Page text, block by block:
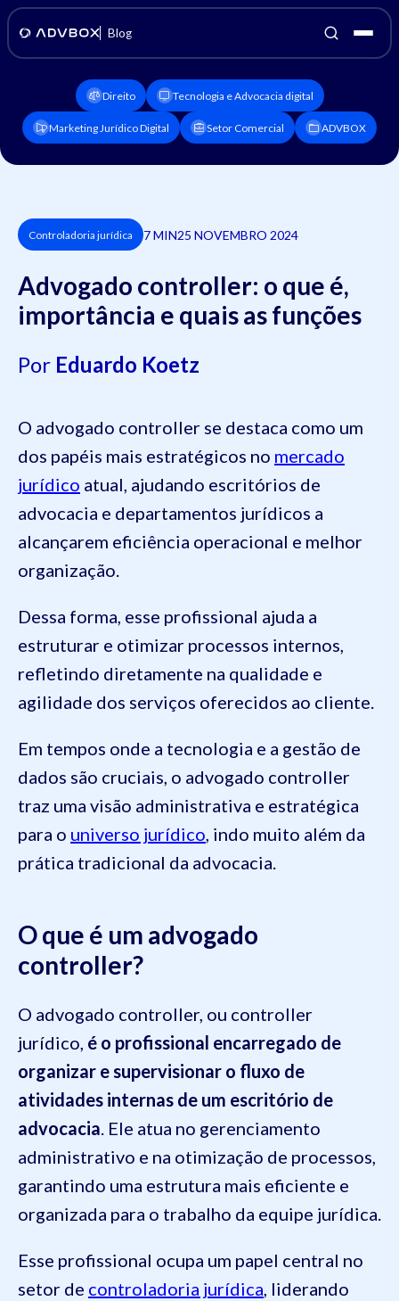
Blog
Direito Tecnologia e Advocacia digital
Marketing Jurídico Digital Setor Comercial ADVBOX
Controladoria jurídica 7 MIN25 NOVEMBRO 2024
Advogado controller: o que é,
importância e quais as funções
Por Eduardo Koetz
O advogado controller se destaca como um
dos papéis mais estratégicos no mercado
jurídico atual, ajudando escritórios de
advocacia e departamentos jurídicos a
alcançarem eficiência operacional e melhor
organização.
Dessa forma, esse profissional ajuda a
estruturar e otimizar processos internos,
refletindo diretamente na qualidade e
agilidade dos serviços oferecidos ao cliente.
Em tempos onde a tecnologia e a gestão de
dados são cruciais, o advogado controller
traz uma visão administrativa e estratégica
para o universo jurídico, indo muito além da
prática tradicional da advocacia.
O que é um advogado
controller?
O advogado controller, ou controller
jurídico, é o profissional encarregado de
organizar e supervisionar o fluxo de
atividades internas de um escritório de
advocacia. Ele atua no gerenciamento
administrativo e na otimização de processos,
garantindo uma estrutura mais eficiente e
organizada para o trabalho da equipe jurídica.
Esse profissional ocupa um papel central no
setor de controladoria jurídica, liderando